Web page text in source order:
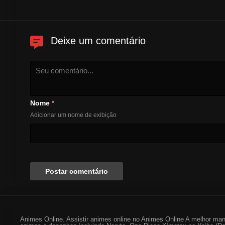
Deixe um comentário
Nome *
Adicionar um nome de exibição
Animes Online. Assistir animes online no Animes Online A melhor